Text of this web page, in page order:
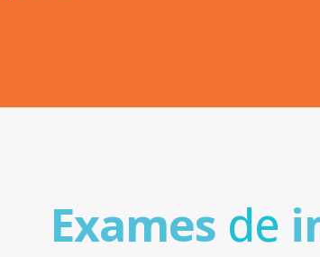
Exames de